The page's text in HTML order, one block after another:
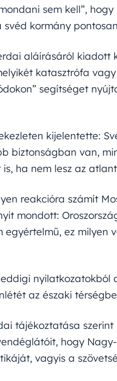
sem kell”,
kormány
aláírásáról kiadott
katasztrófa
segítséget
kijelentette:
biztonságban van,
ha nem lesz az
reakcióra számít
mondott:
egyértelmű, ez milyen
nyilatkozatokból
az északi
tájékoztatása szerint
hogy
vagyis a